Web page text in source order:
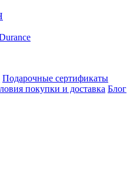
Подарочные сертификаты
покупки и доставка Блог